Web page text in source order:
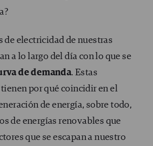
de electricidad de nuestras
a lo largo del día con lo que se
de demanda. Estas
por qué coincidir en el
de energía, sobre todo,
de energías renovables que
que se escapan a nuestro